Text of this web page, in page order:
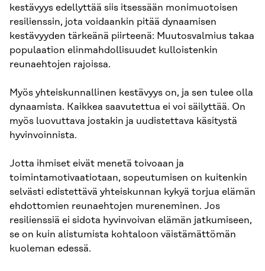
kestävyys edellyttää siis itsessään monimuotoisen
resilienssin, jota voidaankin pitää dynaamisen
kestävyyden tärkeänä piirteenä: Muutosvalmius takaa
populaation elinmahdollisuudet kulloistenkin
reunaehtojen rajoissa.
Myös yhteiskunnallinen kestävyys on, ja sen tulee olla
dynaamista. Kaikkea saavutettua ei voi säilyttää. On
myös luovuttava jostakin ja uudistettava käsitystä
hyvinvoinnista.
Jotta ihmiset eivät menetä toivoaan ja
toimintamotivaatiotaan, sopeutumisen on kuitenkin
selvästi edistettävä yhteiskunnan kykyä torjua elämän
ehdottomien reunaehtojen mureneminen. Jos
resilienssiä ei sidota hyvinvoivan elämän jatkumiseen,
se on kuin alistumista kohtaloon väistämättömän
kuoleman edessä.